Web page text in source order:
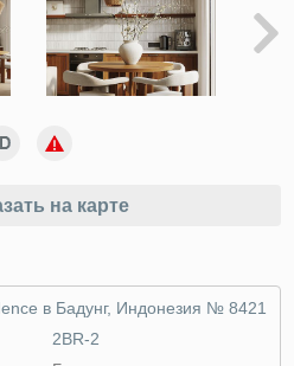
на карте
в Бадунг, Индонезия № 8421
2BR-2